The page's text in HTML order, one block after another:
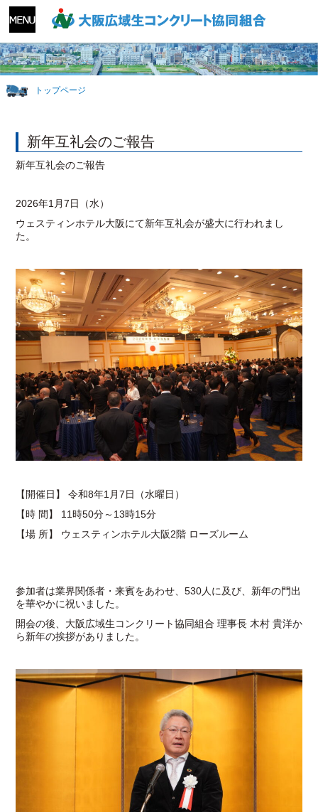
トップページ
新年互礼会のご報告
新年互礼会のご報告
2026年1月7日（水）
ウェスティンホテル大阪にて新年互礼会が盛大に行われまし
た。
【開催日】 令和8年1月7日（水曜日）
【時 間】 11時50分～13時15分
【場 所】 ウェスティンホテル大阪2階 ローズルーム
参加者は業界関係者・来賓をあわせ、530人に及び、新年の門出
を華やかに祝いました。
開会の後、大阪広域生コンクリート協同組合 理事長 木村 貴洋か
ら新年の挨拶がありました。